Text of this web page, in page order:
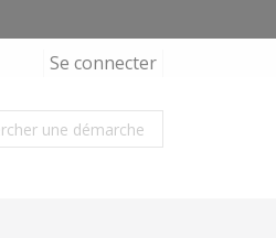
Se connecter